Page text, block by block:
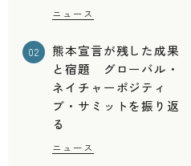
ニュース
02
熊本宣言が残した成果
と宿題 グローバル・
ネイチャーポジティ
ブ・サミットを振り返
る
ニュース